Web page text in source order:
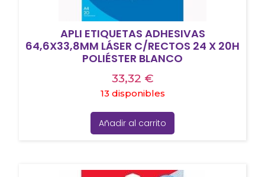
APLI ETIQUETAS ADHESIVAS
64,6X33,8MM LÁSER C/RECTOS 24 X 20H
POLIÉSTER BLANCO
33,32 €
13 disponibles
Añadir al carrito